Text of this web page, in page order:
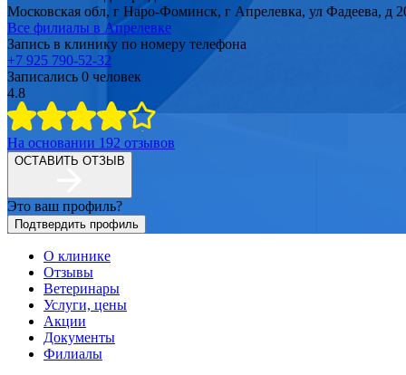
Московская обл, г Наро-Фоминск, г Апрелевка, ул Фадеева, д
Все филиалы в Апрелевке
Запись в клинику по номеру телефона
+7 925 790-52-32
Записались 0 человек
4.8
На основании 192 отзывов
ОСТАВИТЬ ОТЗЫВ
Это ваш профиль?
Подтвердить профиль
О клинике
Отзывы
Ветеринары
Услуги, цены
Акции
Документы
Филиалы